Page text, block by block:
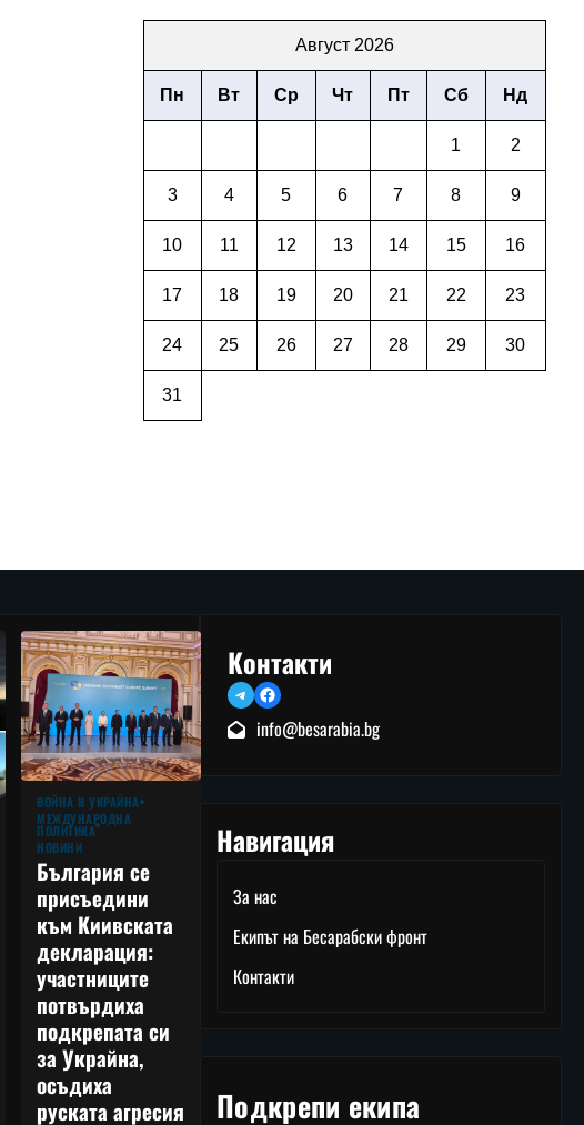
Август 2026
Пн Вт Ср Чт Пт Сб Нд
1 2
3 4 5 6 7 8 9
10 11 12 13 14 15 16
17 18 19 20 21 22 23
24 25 26 27 28 29 30
31
ВОЙНА В УКРАЙНА
МЕЖДУНАРОДНА
ПОЛИТИКА
НОВИНИ
България се
присъедини
към Киивската
декларация:
участниците
потвърдиха
подкрепата си
за Украйна,
осъдиха
руската агресия
Контакти
TelegramFacebook
info@besarabia.bg
Навигация
За нас
Екипът на Бесарабски фронт
Контакти
Подкрепи екипа